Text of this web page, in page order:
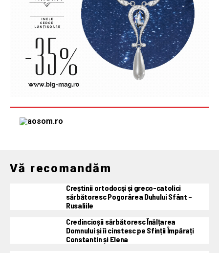
Vă recomandăm
Creștinii ortodocşi și greco-catolici
sărbătoresc Pogorârea Duhului Sfânt –
Rusaliile
Credincioșii sărbătoresc Înălțarea
Domnului și îi cinstesc pe Sfinții Împărați
Constantin și Elena